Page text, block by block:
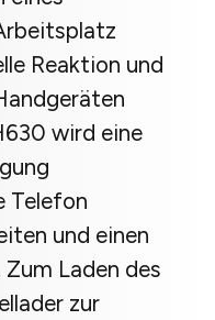
Reaktion und
wird eine
Telefon
und einen
Laden des
zur